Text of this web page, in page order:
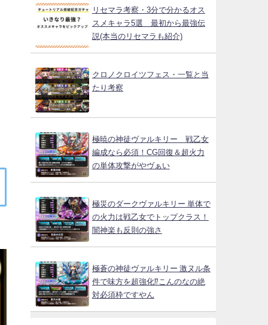
リセマラ考察・3分で分かるオス
スメキャラ5選 最初から最強伝
説(本当のリセマラも紹介)
クロノクロイツフェス・一覧と当
たり考察
極暁の神徒ヴァルキリー 戦乙女
編成なら必須！CG回復＆超火力
の単体攻撃がやヴぁい
極災のダークヴァルキリー 単体で
の火力は戦乙女でトップクラス！
闇神楽も反則の強さ
極蒼の神徒ヴァルキリー 激ヌル条
件で味方を超強化⁉こんのなの絶
対必須枠ですやん